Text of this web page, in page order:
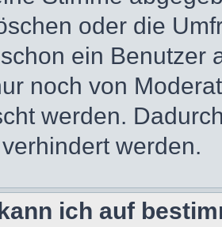
oder die
ein Benutzer
noch von
werden.
werden.
ich auf